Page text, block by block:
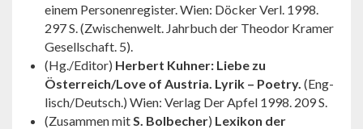
einem Perso­nenregister. Wien: Döcker Verl. 1998.
297 S. (Zwischen­welt. Jahrbuch der Theodor Kramer
Gesellschaft. 5).
(Hg./Editor) Herbert Kuhner: Liebe zu
Österreich/Love of Austria. Lyrik – Poetry. (Eng­
lisch/Deutsch.) Wien: Verlag Der Apfel 1998. 209 S.
(Zusammen mit S. Bolbecher) Lexikon der